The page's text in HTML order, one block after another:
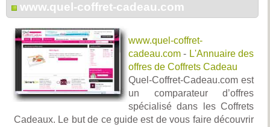
www.quel-coffret-cadeau.com
www.quel-coffret-
cadeau.com - L'Annuaire des
offres de Coffrets Cadeau
Quel-Coffret-Cadeau.com est
un comparateur d’offres
spécialisé dans les Coffrets
Cadeaux. Le but de ce guide est de vous faire découvrir